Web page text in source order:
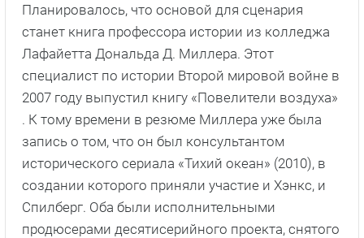
Планировалось, что основой для сценария
станет книга профессора истории из колледжа
Лафайетта Дональда Д. Миллера. Этот
специалист по истории Второй мировой войне в
2007 году выпустил книгу «Повелители воздуха»
. К тому времени в резюме Миллера уже была
запись о том, что он был консультантом
исторического сериала «Тихий океан» (2010), в
создании которого приняли участие и Хэнкс, и
Спилберг. Оба были исполнительными
продюсерами десятисерийного проекта, снятого